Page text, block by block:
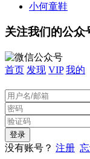
小何童鞋
关注我们的公众
首页 发现 VIP 我的
没有账号？ 注册